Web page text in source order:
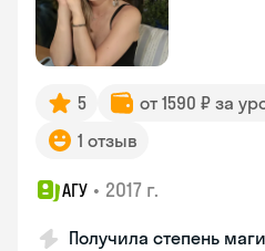
5 от 1590 ₽ за
1 отзыв
АГУ • 2017 г.
Получила степень